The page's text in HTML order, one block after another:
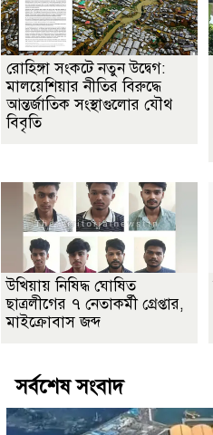
রোহিঙ্গা সংকটে নতুন উদ্বেগ:
মালয়েশিয়ার নীতির বিরুদ্ধে
আন্তর্জাতিক সংস্থাগুলোর যৌথ
বিবৃতি
উখিয়ায় নিষিদ্ধ ঘোষিত
ছাত্রলীগের ৭ নেতাকর্মী গ্রেপ্তার,
মাইক্রোবাস জব্দ
সর্বশেষ সংবাদ